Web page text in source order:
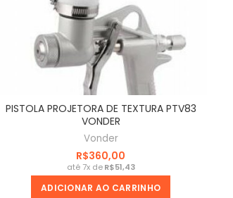
PISTOLA PROJETORA DE TEXTURA PTV83
VONDER
Vonder
R$
R$
ADICIONAR AO CARRINHO